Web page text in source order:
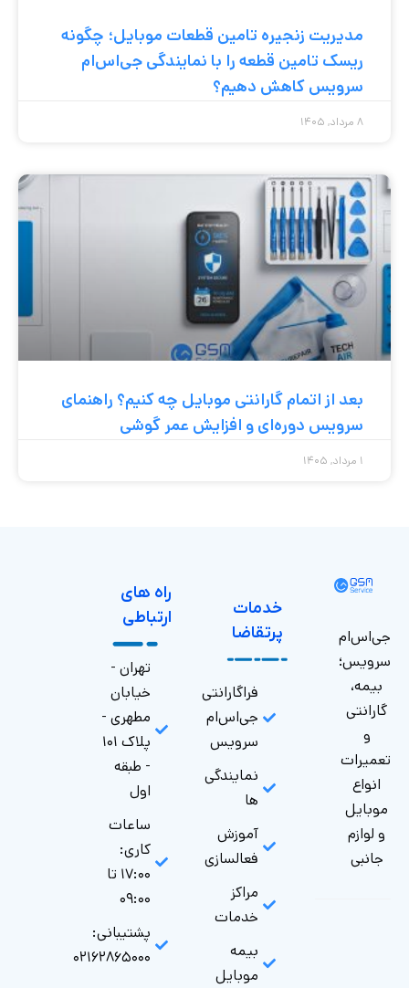
مدیریت زنجیره تامین قطعات موبایل؛ چگونه
ریسک تامین قطعه را با نمایندگی جی‌اس‌ام
سرویس کاهش دهیم؟
۸ مرداد, ۱۴۰۵
بعد از اتمام گارانتی موبایل چه کنیم؟ راهنمای
سرویس دوره‌ای و افزایش عمر گوشی
۱ مرداد, ۱۴۰۵
جی‌اس‌ام
سرویس؛
بیمه،
گارانتی
و
تعمیرات
انواع
موبایل
و لوازم
جانبی
خدمات
پرتقاضا
فراگارانتی
جی‌اس‌ام
سرویس
نمایندگی
ها
آموزش
فعالسازی
مراکز
خدمات
بیمه
موبایل
راه های
ارتباطی
تهران -
خیابان
مطهری -
پلاک ۱۰۱
- طبقه
اول
ساعات
کاری:
۱۷:۰۰ تا
۰۹:۰۰
پشتیبانی:
۰۲۱۶۲۸۶۵۰۰۰